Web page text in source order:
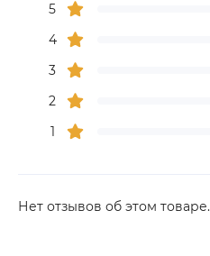
5
4
3
2
1
Нет отзывов об этом товаре.